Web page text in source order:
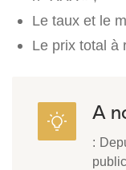
Le taux et le
Le prix total à
A
: